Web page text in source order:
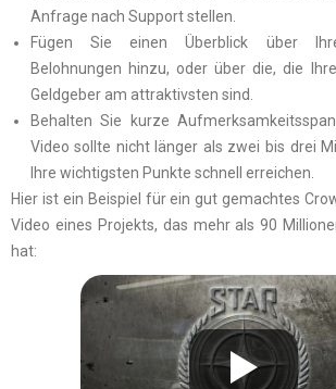
Anfrage nach Support stellen.
Fügen Sie einen Überblick über
Belohnungen hinzu, oder über die, die
Geldgeber am attraktivsten sind.
Behalten Sie kurze
Video sollte nicht länger als zwei bis drei
Ihre wichtigsten Punkte schnell erreichen.
Hier ist ein Beispiel für ein gut gemachtes
Video eines Projekts, das mehr als 90
hat: